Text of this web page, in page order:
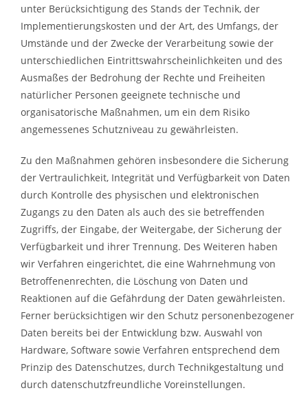
unter Berücksichtigung des Stands der Technik, der
Implementierungskosten und der Art, des Umfangs, der
Umstände und der Zwecke der Verarbeitung sowie der
unterschiedlichen Eintrittswahrscheinlichkeiten und des
Ausmaßes der Bedrohung der Rechte und Freiheiten
natürlicher Personen geeignete technische und
organisatorische Maßnahmen, um ein dem Risiko
angemessenes Schutzniveau zu gewährleisten.
Zu den Maßnahmen gehören insbesondere die Sicherung
der Vertraulichkeit, Integrität und Verfügbarkeit von Daten
durch Kontrolle des physischen und elektronischen
Zugangs zu den Daten als auch des sie betreffenden
Zugriffs, der Eingabe, der Weitergabe, der Sicherung der
Verfügbarkeit und ihrer Trennung. Des Weiteren haben
wir Verfahren eingerichtet, die eine Wahrnehmung von
Betroffenenrechten, die Löschung von Daten und
Reaktionen auf die Gefährdung der Daten gewährleisten.
Ferner berücksichtigen wir den Schutz personenbezogener
Daten bereits bei der Entwicklung bzw. Auswahl von
Hardware, Software sowie Verfahren entsprechend dem
Prinzip des Datenschutzes, durch Technikgestaltung und
durch datenschutzfreundliche Voreinstellungen.